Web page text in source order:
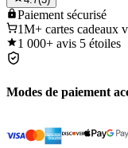
Paiement sécurisé
1M+ cartes cadeaux
1 000+ avis 5 étoiles
Modes de paiement